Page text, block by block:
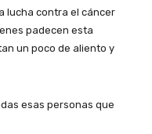
lucha contra el cáncer
padecen esta
un poco de aliento y
esas personas que